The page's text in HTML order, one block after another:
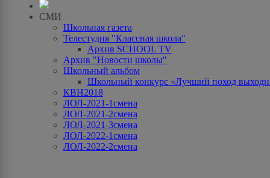
СМИ
Школьная газета
Телестудия "Классная школа"
Архив SCHOOL TV
Архив "Новости школы"
Школьный альбом
Школьный конкурс «Лучший поход
КВН2018
ЛОЛ-2021-1смена
ЛОЛ-2021-2смена
ЛОЛ-2021-3смена
ЛОЛ-2022-1смена
ЛОЛ-2022-2смена